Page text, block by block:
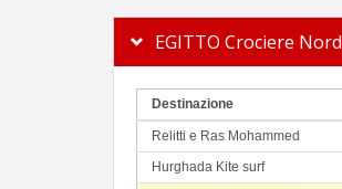
EGITTO Crociere Nord
Destinazione
Relitti e Ras Mohammed
Hurghada Kite surf